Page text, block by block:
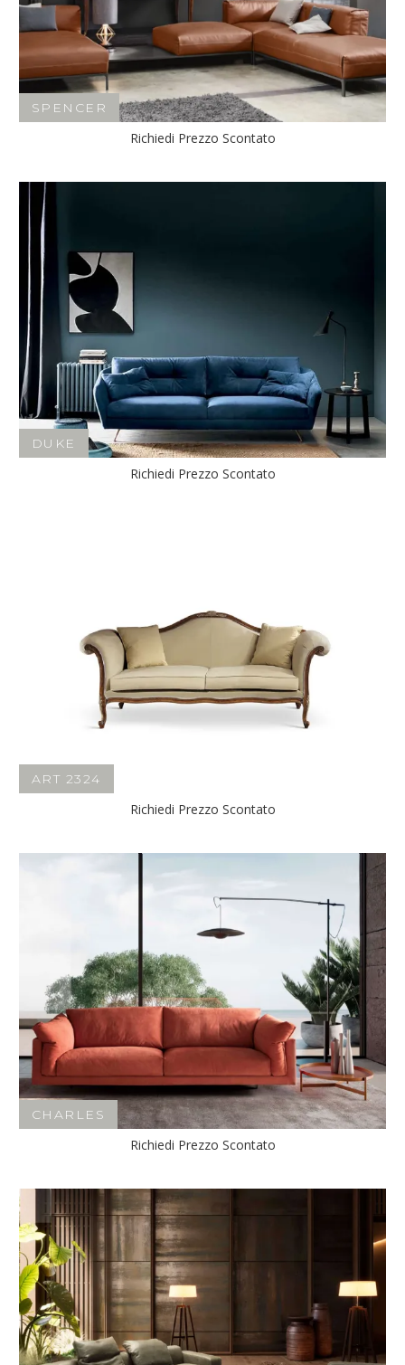
SPENCER
Richiedi Prezzo Scontato
DUKE
Richiedi Prezzo Scontato
ART 2324
Richiedi Prezzo Scontato
CHARLES
Richiedi Prezzo Scontato